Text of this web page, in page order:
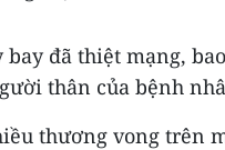
đã thiệt mạng,
thân của bệnh
thương vong trên